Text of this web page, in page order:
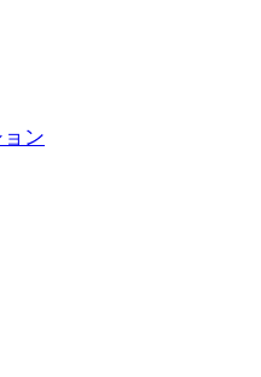
ン